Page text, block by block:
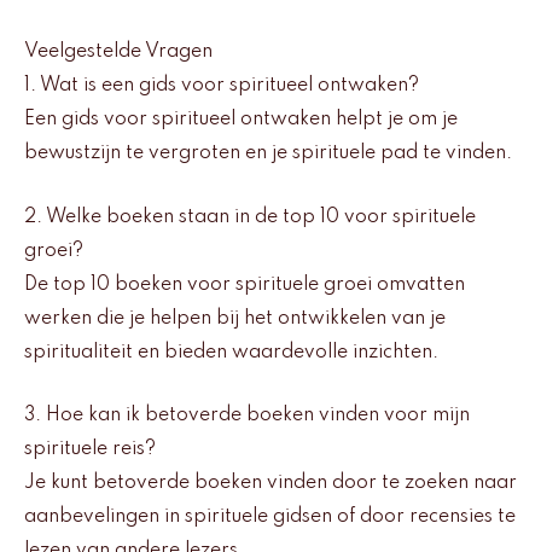
Veelgestelde Vragen
1. Wat is een gids voor spiritueel ontwaken?
Een gids voor spiritueel ontwaken helpt je om je
bewustzijn te vergroten en je spirituele pad te vinden.
2. Welke boeken staan in de top 10 voor spirituele
groei?
De top 10 boeken voor spirituele groei omvatten
werken die je helpen bij het ontwikkelen van je
spiritualiteit en bieden waardevolle inzichten.
3. Hoe kan ik betoverde boeken vinden voor mijn
spirituele reis?
Je kunt betoverde boeken vinden door te zoeken naar
aanbevelingen in spirituele gidsen of door recensies te